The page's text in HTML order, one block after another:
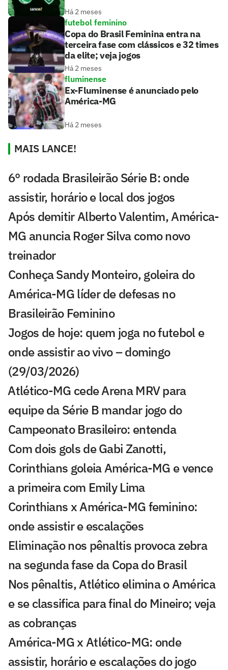
Há 2 meses
futebol feminino
Copa do Brasil Feminina entra na
terceira fase com clássicos e 32 times
da elite; veja jogos
Há 2 meses
fluminense
Ex-Fluminense é anunciado pelo
América-MG
Há 2 meses
MAIS LANCE!
6° rodada Brasileirão Série B: onde
assistir, horário e local dos jogos
Após demitir Alberto Valentim, América-
MG anuncia Roger Silva como novo
treinador
Conheça Sandy Monteiro, goleira do
América-MG líder de defesas no
Brasileirão Feminino
Jogos de hoje: quem joga no futebol e
onde assistir ao vivo – domingo
(29/03/2026)
⁠Atlético-MG cede Arena MRV para
equipe da Série B mandar jogo do
Campeonato Brasileiro: entenda
Com dois gols de Gabi Zanotti,
Corinthians goleia América-MG e vence
a primeira com Emily Lima
Corinthians x América-MG feminino:
onde assistir e escalações
Eliminação nos pênaltis provoca zebra
na segunda fase da Copa do Brasil
Nos pênaltis, Atlético elimina o América
e se classifica para final do Mineiro; veja
as cobranças
América-MG x Atlético-MG: onde
assistir, horário e escalações do jogo